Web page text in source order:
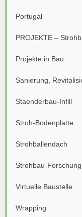
Portugal
PROJEKTE –
Projekte in Bau
Sanierung,
Staenderbau-Infill
Stroh-Bodenplatte
Strohballendach
Strohbau-Forschung
Virtuelle Baustelle
Wrapping